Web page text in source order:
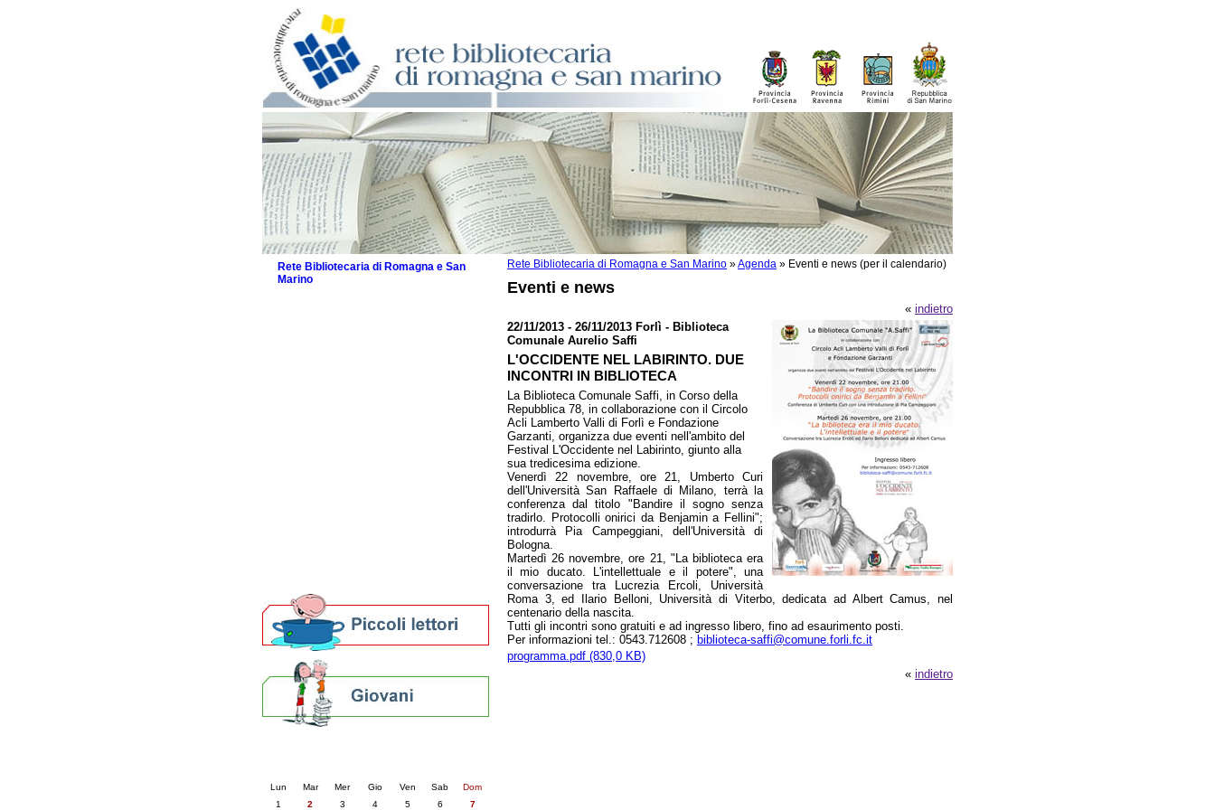
Rete Bibliotecaria di Romagna e San Marino »Agenda » Eventi e news (per il calendario)
Eventi e news
« indietro
22/11/2013 - 26/11/2013 Forlì - Biblioteca
Comunale Aurelio Saffi
L'OCCIDENTE NEL LABIRINTO. DUE
INCONTRI IN BIBLIOTECA
La Biblioteca Comunale Saffi, in Corso della
Repubblica 78, in collaborazione con il Circolo
Acli Lamberto Valli di Forlì e Fondazione
Garzanti, organizza due eventi nell'ambito del
Festival L'Occidente nel Labirinto, giunto alla
sua tredicesima edizione.
Venerdì 22 novembre, ore 21, Umberto Curi
dell'Università San Raffaele di Milano, terrà la
conferenza dal titolo "Bandire il sogno senza
tradirlo. Protocolli onirici da Benjamin a Fellini";
introdurrà Pia Campeggiani, dell'Università di
Bologna.
Martedì 26 novembre, ore 21, "La biblioteca era
il mio ducato. L'intellettuale e il potere", una
conversazione tra Lucrezia Ercoli, Università
Roma 3, ed Ilario Belloni, Università di Viterbo, dedicata ad Albert Camus, nel
centenario della nascita.
Tutti gli incontri sono gratuiti e ad ingresso libero, fino ad esaurimento posti.
Per informazioni tel.: 0543.712608 ; biblioteca-saffi@comune.forli.fc.it
programma.pdf (830,0 KB)
« indietro
Rete Bibliotecaria di Romagna e San
Marino
Lun Mar Mer Gio Ven Sab
Dom
1
2 3 4 5 6 7